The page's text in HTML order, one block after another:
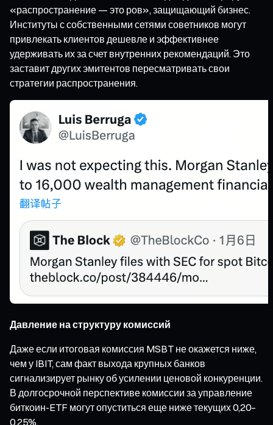
«распространение — это ров», защищающий бизнес.
Институты с собственными сетями советников могут
привлекать клиентов дешевле и эффективнее
удерживать их за счет внутренних рекомендаций. Это
заставит других эмитентов пересматривать свои
стратегии распространения.
Давление на структуру комиссий
Даже если итоговая комиссия MSBT не окажется ниже,
чем у IBIT, сам факт выхода крупных банков
сигнализирует рынку об усилении ценовой конкуренции.
В долгосрочной перспективе комиссии за управление
биткоин-ETF могут опуститься еще ниже текущих 0,20–
0,25%.